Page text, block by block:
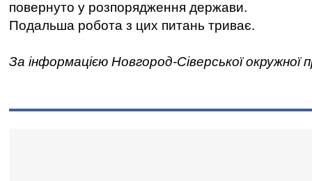
повернуто у розпорядження держави.
Подальша робота з цих питань триває.
За інформацією Новгород-Сіверської окружної